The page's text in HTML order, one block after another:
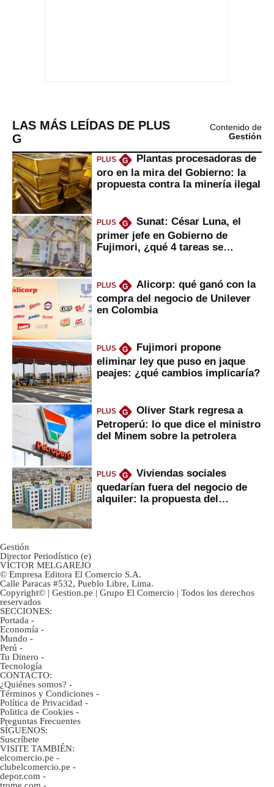
LAS MÁS LEÍDAS DE PLUS
G
Contenido de
Gestión
PLUS G
Plantas procesadoras de
oro en la mira del Gobierno: la
propuesta contra la minería ilegal
PLUS G
Sunat: César Luna, el
primer jefe en Gobierno de
Fujimori, ¿qué 4 tareas se
PLUS G
Alicorp: qué ganó con la
compra del negocio de Unilever
en Colombia
PLUS G
Fujimori propone
eliminar ley que puso en jaque
peajes: ¿qué cambios implicaría?
PLUS G
Oliver Stark regresa a
Petroperú: lo que dice el ministro
del Minem sobre la petrolera
PLUS G
Viviendas sociales
quedarían fuera del negocio de
alquiler: la propuesta del
Gestión
Director Periodístico (e)
VÍCTOR MELGAREJO
© Empresa Editora El Comercio S.A.
Calle Paracas #532, Pueblo Libre, Lima.
Copyright© | Gestion.pe | Grupo El Comercio | Todos los derechos
reservados
SECCIONES:
Portada -
Economía -
Mundo -
Perú -
Tu Dinero -
Tecnología
CONTACTO:
¿Quiénes somos? -
Términos y Condiciones -
Política de Privacidad -
Politica de Cookies -
Preguntas Frecuentes
SÍGUENOS:
Suscríbete
VISITE TAMBIÉN:
elcomercio.pe -
clubelcomercio.pe -
depor.com -